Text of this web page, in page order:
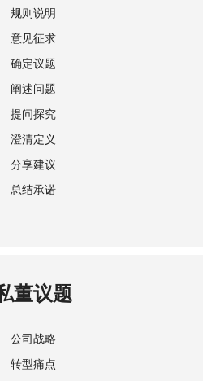
规则说明
意见征求
确定议题
阐述问题
提问探究
澄清定义
分享建议
总结承诺
董议题
公司战略
转型痛点